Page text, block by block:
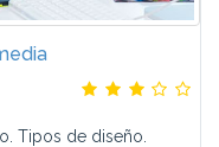
Tipos de diseño.